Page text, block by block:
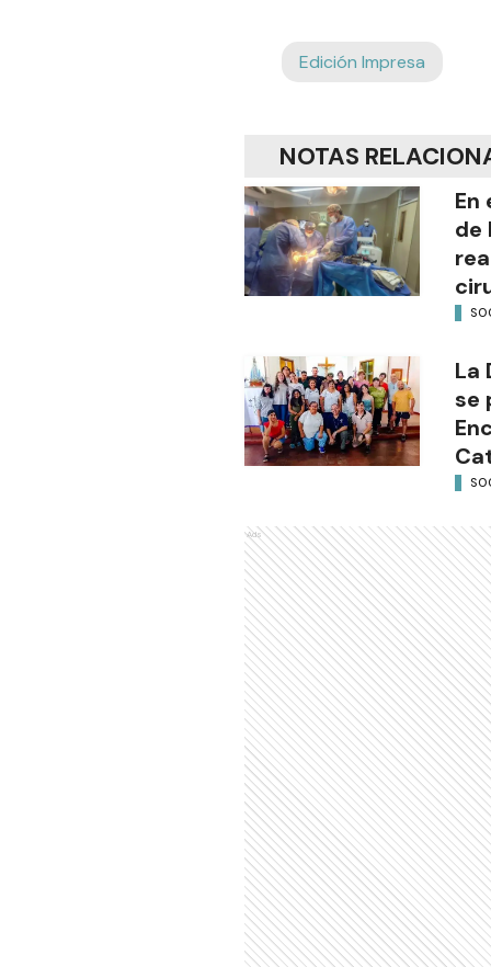
Edición Impresa
NOTAS
En
de
La
se
Ads